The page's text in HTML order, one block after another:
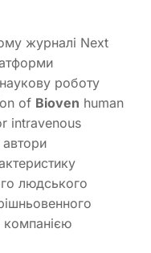
журналі Next
роботу
of Bioven human
intravenous
людського
компанією